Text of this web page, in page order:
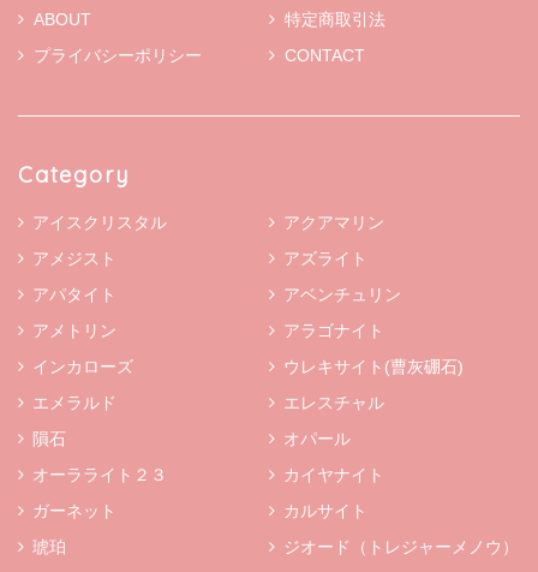
ABOUT
特定商取引法
プライバシーポリシー
CONTACT
Category
アイスクリスタル
アクアマリン
アメジスト
アズライト
アパタイト
アベンチュリン
アメトリン
アラゴナイト
インカローズ
ウレキサイト(曹灰硼石)
エメラルド
エレスチャル
隕石
オパール
オーラライト２３
カイヤナイト
ガーネット
カルサイト
琥珀
ジオード（トレジャーメノウ）